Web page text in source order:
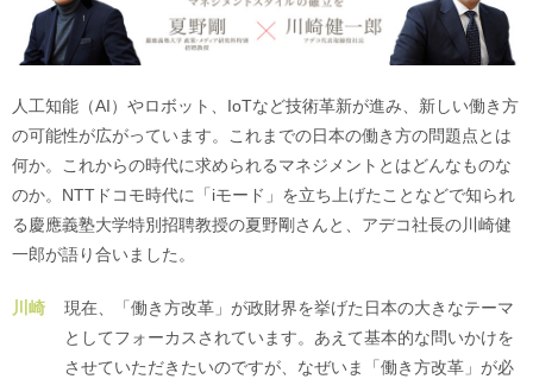
人工知能（AI）やロボット、IoTなど技術革新が進み、新しい働き方
の可能性が広がっています。これまでの日本の働き方の問題点とは
何か。これからの時代に求められるマネジメントとはどんなものな
のか。NTTドコモ時代に「iモード」を立ち上げたことなどで知られ
る慶應義塾大学特別招聘教授の夏野剛さんと、アデコ社長の川崎健
一郎が語り合いました。
川崎
現在、「働き方改革」が政財界を挙げた日本の大きなテーマ
としてフォーカスされています。あえて基本的な問いかけを
させていただきたいのですが、なぜいま「働き方改革」が必